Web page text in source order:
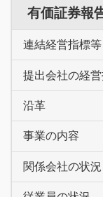
有価証券報
連結経営指標等
提出会社の経
沿革
事業の内容
関係会社の状況